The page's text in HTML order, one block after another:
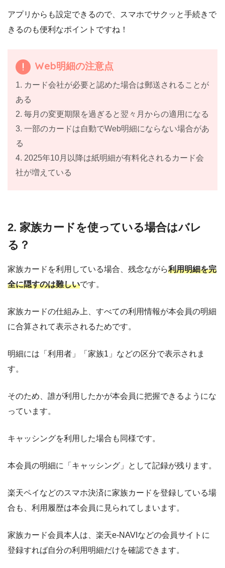
アプリからも設定できるので、スマホでサクッと手続きで
きるのも便利なポイントですね！
Web明細の注意点
1. カード会社が必要と認めた場合は郵送されることが
ある
2. 毎月の変更期限を過ぎると翌々月からの適用になる
3. 一部のカードは自動でWeb明細にならない場合があ
る
4. 2025年10月以降は紙明細が有料化されるカード会
社が増えている
2. 家族カードを使っている場合はバレ
る？
家族カードを利用している場合、残念ながら利用明細を完
全に隠すのは難しいです。
家族カードの仕組み上、すべての利用情報が本会員の明細
に合算されて表示されるためです。
明細には「利用者」「家族1」などの区分で表示されま
す。
そのため、誰が利用したかが本会員に把握できるようにな
っています。
キャッシングを利用した場合も同様です。
本会員の明細に「キャッシング」として記録が残ります。
楽天ペイなどのスマホ決済に家族カードを登録している場
合も、利用履歴は本会員に見られてしまいます。
家族カード会員本人は、楽天e-NAVIなどの会員サイトに
登録すれば自分の利用明細だけを確認できます。